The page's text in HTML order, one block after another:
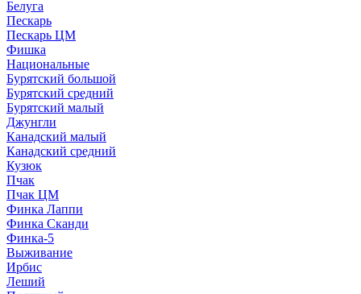
Белуга
Пескарь
Пескарь ЦМ
Фишка
Национальные
Бурятский большой
Бурятский средний
Бурятский малый
Джунгли
Канадский малый
Канадский средний
Кузюк
Пчак
Пчак ЦМ
Финка Лаппи
Финка Сканди
Финка-5
Выживание
Ирбис
Леший